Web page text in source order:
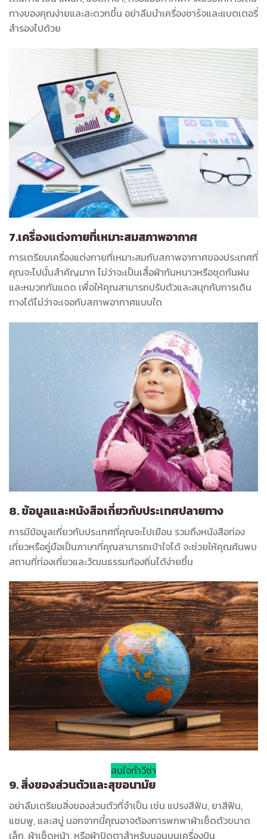
ทางของคุณง่ายและสะดวกขึ้น อย่าลืมนำเครื่องชาร์จและแบตเตอรี่
สำรองไปด้วย
7.เครื่องแต่งกายที่เหมาะสมสภาพอากาศ
การเตรียมเครื่องแต่งกายที่เหมาะสมกับสภาพอากาศของประเทศที่
คุณจะไปนั้นสำคัญมาก ไม่ว่าจะเป็นเสื้อผ้ากันหนาวหรือชุดกันฝน
และหมวกกันแดด เพื่อให้คุณสามารถปรับตัวและสนุกกับการเดิน
ทางได้ไม่ว่าจะเจอกับสภาพอากาศแบบใด
8. ข้อมูลและหนังสือเกี่ยวกับประเทศปลายทาง
การมีข้อมูลเกี่ยวกับประเทศที่คุณจะไปเยือน รวมถึงหนังสือท่อง
เที่ยวหรือคู่มือเป็นภาษาที่คุณสามารถเข้าใจได้ จะช่วยให้คุณค้นพบ
สถานที่ท่องเที่ยวและวัฒนธรรมท้องถิ่นได้ง่ายขึ้น
สนใจทำวีซ่า
9. สิ่งของส่วนตัวและสุขอนามัย
อย่าลืมเตรียมสิ่งของส่วนตัวที่จำเป็น เช่น แปรงสีฟัน, ยาสีฟัน,
แชมพู, และสบู่ นอกจากนี้คุณอาจต้องการพกพาผ้าเช็ดตัวขนาด
เล็ก, ผ้าเช็ดหน้า, หรือผ้าปิดตาสำหรับนอนบนเครื่องบิน